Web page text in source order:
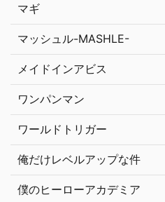
マギ
マッシュル-MASHLE-
メイドインアビス
ワンパンマン
ワールドトリガー
俺だけレベルアップな件
僕のヒーローアカデミア